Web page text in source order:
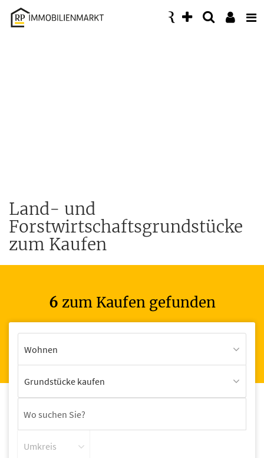
Accessibility
Modus
Land- und
Forstwirtschaftsgrundstücke
zum Kaufen
6 zum Kaufen gefunden
Wohnen
Grundstücke kaufen
Umkreis